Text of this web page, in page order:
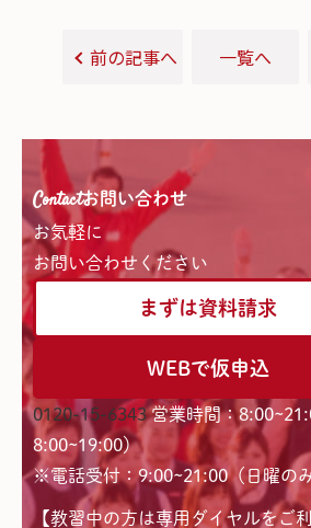
前の記事へ 一覧へ
Contactお問い合わせ
お気軽に
お問い合わせください
まずは資料請求
WEBで仮申込
0120-15-6343 営業時間：
8:00~19:00）
※電話受付：9:00~21:00（日曜の
【教習中の方は専用ダイヤルをご